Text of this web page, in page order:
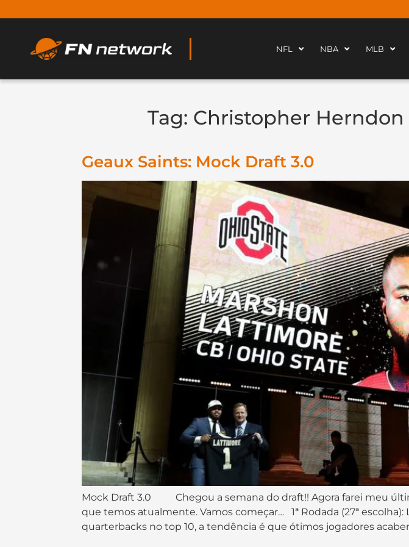
NFL NBA MLB
Tag: Christopher Herndon
Geaux Saints: Mock Draft 3.0
Mock Draft 3.0 Chegou a semana do draft!! Agora farei meu
que temos atualmente. Vamos começar… 1ª Rodada (27ª
quarterbacks no top 10, a tendência é que ótimos jogadores